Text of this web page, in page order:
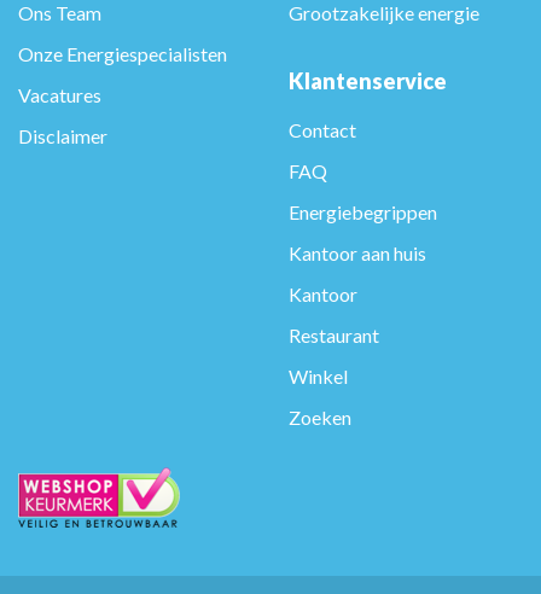
Ons Team
Onze Energiespecialisten
Vacatures
Disclaimer
Grootzakelijke energie
Klantenservice
Contact
FAQ
Energiebegrippen
Kantoor aan huis
Kantoor
Restaurant
Winkel
Zoeken